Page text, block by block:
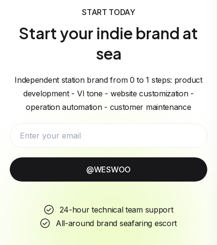
START TODAY
Start your indie brand at
sea
Independent station brand from 0 to 1 steps: product
development - VI tone - website customization -
operation automation - customer maintenance
@WESWOO
24-hour technical team support
All-around brand seafaring escort